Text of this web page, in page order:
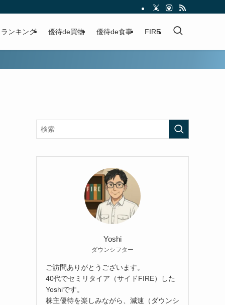
ランキング 優待de買物 優待de食事 FIRE
Yoshi
ダウンシフター
ご訪問ありがとうございます。
40代でセミリタイア（サイドFIRE）した
Yoshiです。
株主優待を楽しみながら、減速（ダウンシ